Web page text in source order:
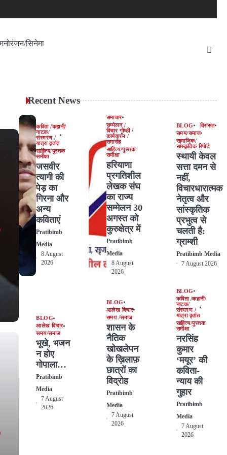
सिनेमा
Recent News
कविता /कहानी/
नाटक/
संस्मरण /
यात्रा वृतांत
साहित्य/पुस्तक
समीक्षा
जसवीर
त्यागी की
पेड़ का
गिरना और
अन्य
कविताएं
Pratibimb
Media
8 August
2026
समाचार
सम्मेलन /
विचार गोष्ठी /
कार्यक्रम /
समारोह
साहित्य/पुस्तक
समीक्षा
हरियाणा
प्रगतिशील
लेखक संघ
का राज्य
सम्मेलन 30
अगस्त को
कुरुक्षेत्र में
Pratibimb
Media
8 August
2026
BLOG
विरासत
समय/समाज
सामाजिक/
सांस्कृतिक रिपोर्ट
स्थायी केवल
सत्ता दमन से
नहीं,
विचारधारात्मक
नेतृत्व और
सांस्कृतिक
प्रभुत्व से
चलती है:
ग्राम्शी
Pratibimb Media
7 August 2026
BLOG
आलेख विचार
समय/समाज
भूखे, भजन
न होए
गोपाला…
Pratibimb
Media
7 August
2026
BLOG
आलेख विचार
समय /समाज
शासन के
नैतिक
खोखलेपन
के ख़िलाफ़
छात्रों का
विद्रोह
Pratibimb
Media
7 August
2026
BLOG
कविता /कहानी/
नाटक/
संस्मरण /
यात्रा वृतांत
साहित्य/पुस्तक
समीक्षा
नरसिंह
कुमार
‘मयूर’ की
कविता-
न्याय की
गुहार
Pratibimb
Media
7 August
2026